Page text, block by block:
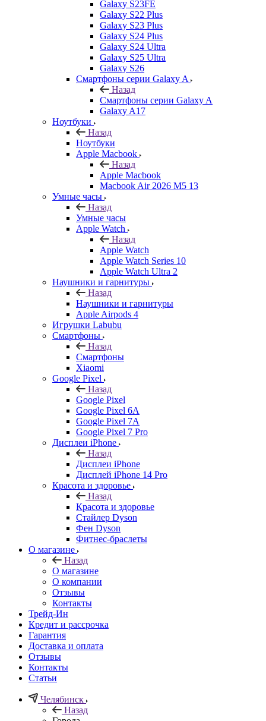
Galaxy S23FE
Galaxy S22 Plus
Galaxy S23 Plus
Galaxy S24 Plus
Galaxy S24 Ultra
Galaxy S25 Ultra
Galaxy S26
Смартфоны серии Galaxy A
Назад
Смартфоны серии Galaxy A
Galaxy A17
Ноутбуки
Назад
Ноутбуки
Apple Macbook
Назад
Apple Macbook
Macbook Air 2026 M5 13
Умные часы
Назад
Умные часы
Apple Watch
Назад
Apple Watch
Apple Watch Series 10
Apple Watch Ultra 2
Наушники и гарнитуры
Назад
Наушники и гарнитуры
Apple Airpods 4
Игрушки Labubu
Смартфоны
Назад
Смартфоны
Xiaomi
Google Pixel
Назад
Google Pixel
Google Pixel 6A
Google Pixel 7А
Google Pixel 7 Pro
Дисплеи iPhone
Назад
Дисплеи iPhone
Дисплей iPhone 14 Pro
Красота и здоровье
Назад
Красота и здоровье
Стайлер Dyson
Фен Dyson
Фитнес-браслеты
О магазине
Назад
О магазине
О компании
Отзывы
Контакты
Трейд-Ин
Кредит и рассрочка
Гарантия
Доставка и оплата
Отзывы
Контакты
Статьи
Челябинск
Назад